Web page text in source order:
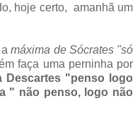
hoje certo, amanhã um
amáxima de Sócrates "só
faça uma perninha por
Descartes "penso logo
" não penso, logo não